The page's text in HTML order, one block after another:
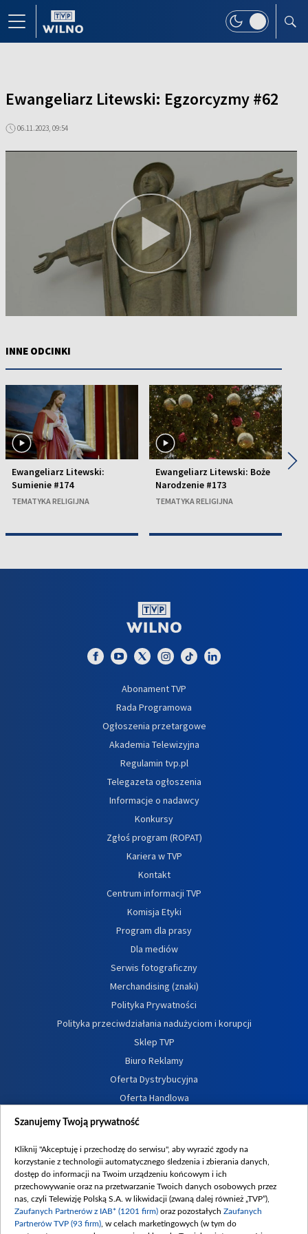
Ewangeliarz Litewski: Egzorcyzmy #62
06.11.2023, 09:54
INNE ODCINKI
Ewangeliarz Litewski:
Sumienie #174
TEMATYKA RELIGIJNA
Ewangeliarz Litewski: Boże
Narodzenie #173
TEMATYKA RELIGIJNA
▶
Abonament TVP
Rada Programowa
Ogłoszenia przetargowe
Akademia Telewizyjna
Regulamin tvp.pl
Telegazeta ogłoszenia
Informacje o nadawcy
Konkursy
Zgłoś program (ROPAT)
Kariera w TVP
Kontakt
Centrum informacji TVP
Komisja Etyki
Program dla prasy
Dla mediów
Serwis fotograficzny
Merchandising (znaki)
Polityka Prywatności
Polityka przeciwdziałania nadużyciom i korupcji
Sklep TVP
Biuro Reklamy
Oferta Dystrybucyjna
Oferta Handlowa
Dostępność
Procedura zgłoszeń wewnętrznych
Szanujemy Twoją prywatność
Kliknij "Akceptuję i przechodzę do serwisu", aby wyrazić zgody na
korzystanie z technologii automatycznego śledzenia i zbierania danych,
dostęp do informacji na Twoim urządzeniu końcowym i ich
przechowywanie oraz na przetwarzanie Twoich danych osobowych przez
nas, czyli Telewizję Polską S.A. w likwidacji (zwaną dalej również „TVP”),
Zaufanych Partnerów z IAB* (1201 firm) oraz pozostałych Zaufanych
Partnerów TVP (93 firm) , w celach marketingowych (w tym do